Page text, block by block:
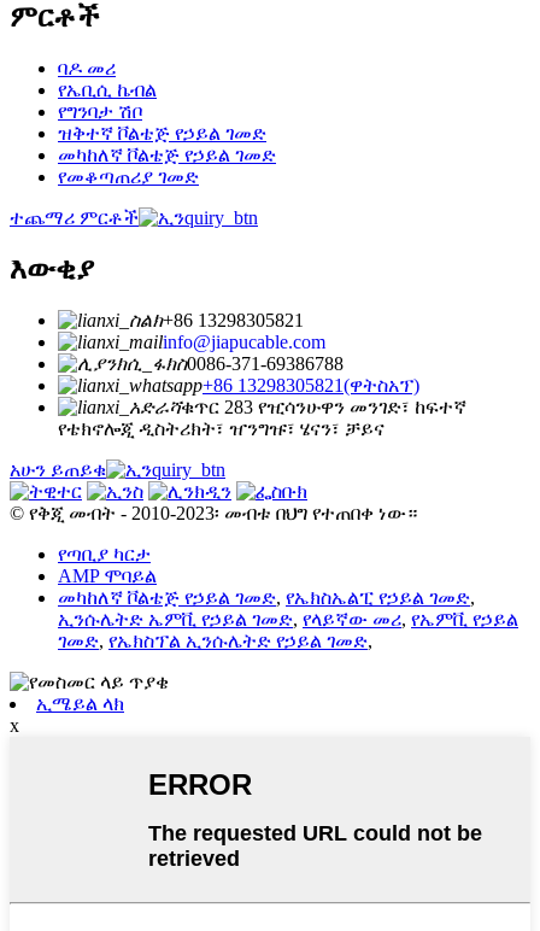
ምርቶች
ባዶ መሪ
የኤቢሲ ኬብል
የግንባታ ሽቦ
ዝቅተኛ ቮልቴጅ የኃይል ገመድ
መካከለኛ ቮልቴጅ የኃይል ገመድ
የመቆጣጠሪያ ገመድ
ተጨማሪ ምርቶች
እውቂያ
+86 13298305821
info@jiapucable.com
0086-371-69386788
+86 13298305821(ዋትስአፕ)
ቁጥር 283 የዢሳንሁዋን መንገድ፣ ከፍተኛ
የቴክኖሎጂ ዲስትሪክት፣ ዠንግዡ፣ ሄናን፣ ቻይና
አሁን ይጠይቁ
© የቅጂ መብት - 2010-2023፡ መብቱ በህግ የተጠበቀ ነው።
የጣቢያ ካርታ
AMP ሞባይል
መካከለኛ ቮልቴጅ የኃይል ገመድ, የኤክስኤልፒ የኃይል ገመድ,
ኢንሱሌትድ ኤምቪ የኃይል ገመድ, የላይኛው መሪ, የኤምቪ የኃይል
ገመድ, የኤክስፕል ኢንሱሌትድ የኃይል ገመድ,
ኢሜይል ላክ
x